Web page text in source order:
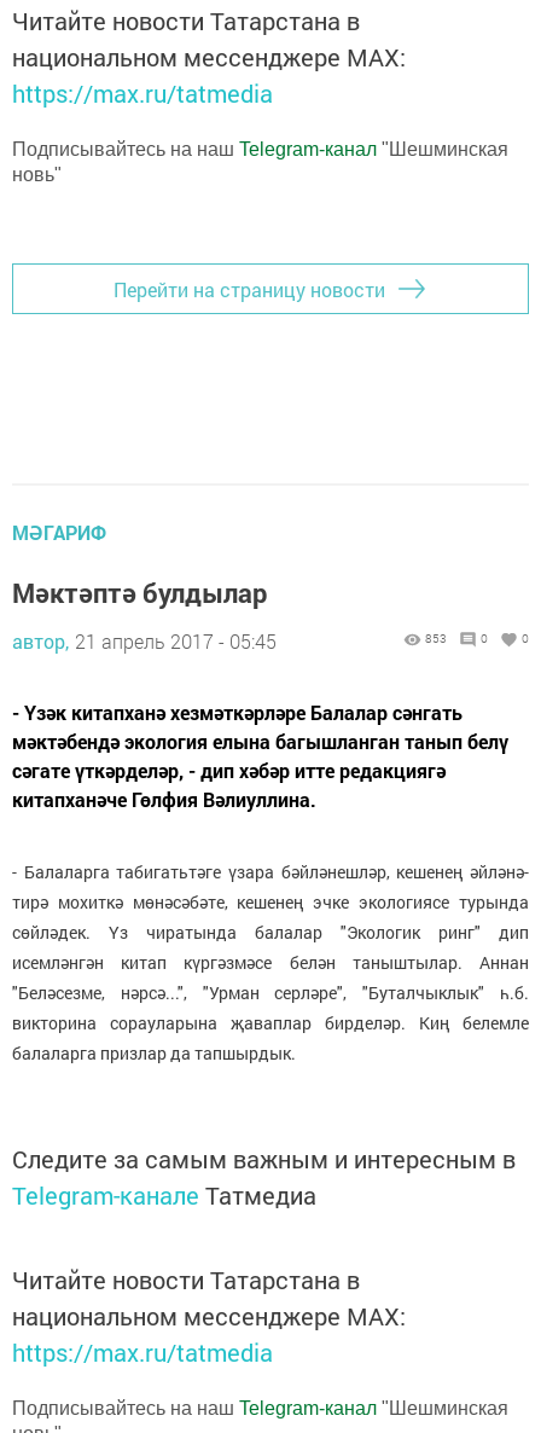
Читайте новости Татарстана в
национальном мессенджере MАХ:
https://max.ru/tatmedia
Подписывайтесь на наш Telegram-канал "Шешминская
новь"
Перейти на страницу новости
МӘГАРИФ
Мәктәптә булдылар
автор, 21 апрель 2017 - 05:45 853 0 0
- Үзәк китапханә хезмәткәрләре Балалар сәнгать
мәктәбендә экология елына багышланган танып белү
сәгате үткәрделәр, - дип хәбәр итте редакциягә
китапханәче Гөлфия Вәлиуллина.
- Балаларга табигатьтәге үзара бәйләнешләр, кешенең әйләнә-
тирә мохиткә мөнәсәбәте, кешенең эчке экологиясе турында
сөйләдек. Үз чиратында балалар "Экологик ринг" дип
исемләнгән китап күргәзмәсе белән таныштылар. Аннан
"Беләсезме, нәрсә...", "Урман серләре", "Буталчыклык" һ.б.
викторина сорауларына җаваплар бирделәр. Киң белемле
балаларга призлар да тапшырдык.
Следите за самым важным и интересным в
Telegram-канале Татмедиа
Читайте новости Татарстана в
национальном мессенджере MАХ:
https://max.ru/tatmedia
Подписывайтесь на наш Telegram-канал "Шешминская